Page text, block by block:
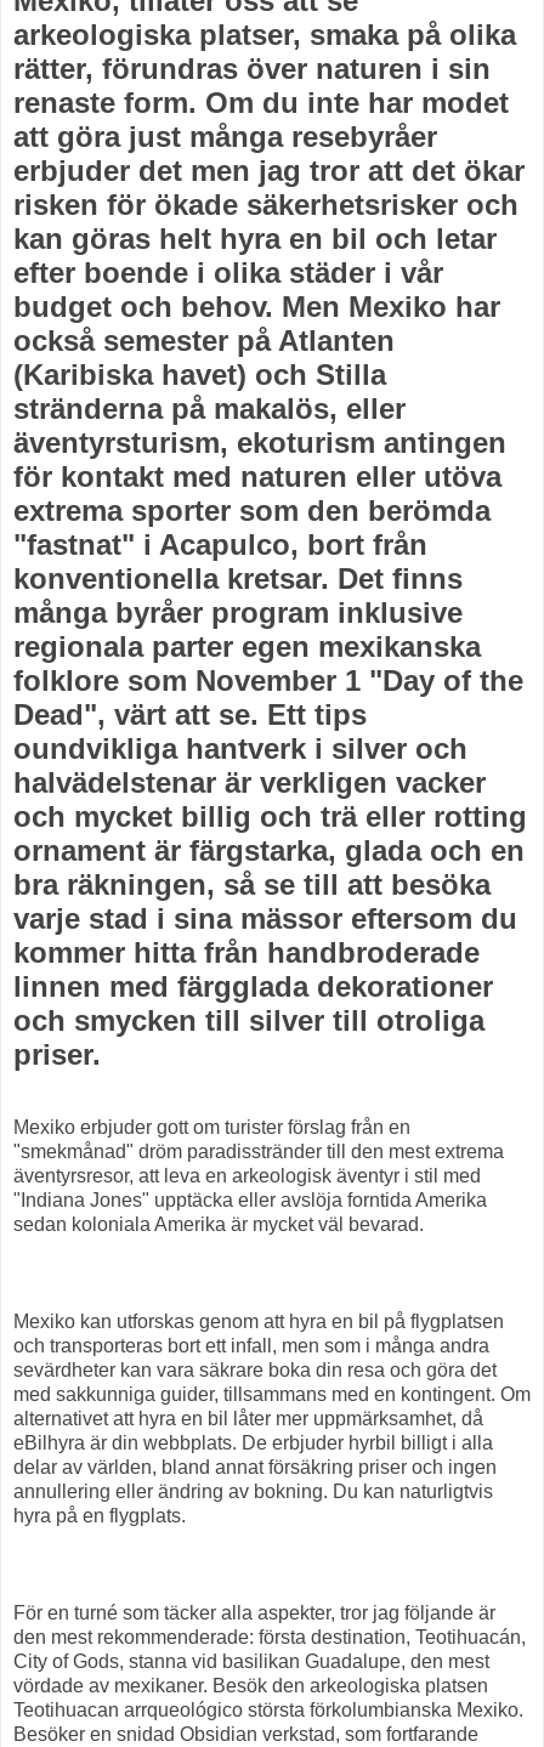
arkeologiska platser, smaka på olika
rätter, förundras över naturen i sin
renaste form. Om du inte har modet
att göra just många resebyråer
erbjuder det men jag tror att det ökar
risken för ökade säkerhetsrisker och
kan göras helt hyra en bil och letar
efter boende i olika städer i vår
budget och behov. Men Mexiko har
också semester på Atlanten
(Karibiska havet) och Stilla
stränderna på makalös, eller
äventyrsturism, ekoturism antingen
för kontakt med naturen eller utöva
extrema sporter som den berömda
"fastnat" i Acapulco, bort från
konventionella kretsar. Det finns
många byråer program inklusive
regionala parter egen mexikanska
folklore som November 1 "Day of the
Dead", värt att se. Ett tips
oundvikliga hantverk i silver och
halvädelstenar är verkligen vacker
och mycket billig och trä eller rotting
ornament är färgstarka, glada och en
bra räkningen, så se till att besöka
varje stad i sina mässor eftersom du
kommer hitta från handbroderade
linnen med färgglada dekorationer
och smycken till silver till otroliga
priser.
Mexiko erbjuder gott om turister förslag från en
"smekmånad" dröm paradisstränder till den mest extrema
äventyrsresor, att leva en arkeologisk äventyr i stil med
"Indiana Jones" upptäcka eller avslöja forntida Amerika
sedan koloniala Amerika är mycket väl bevarad.
Mexiko kan utforskas genom att hyra en bil på flygplatsen
och transporteras bort ett infall, men som i många andra
sevärdheter kan vara säkrare boka din resa och göra det
med sakkunniga guider, tillsammans med en kontingent. Om
alternativet att hyra en bil låter mer uppmärksamhet, då
eBilhyra är din webbplats. De erbjuder hyrbil billigt i alla
delar av världen, bland annat försäkring priser och ingen
annullering eller ändring av bokning. Du kan naturligtvis
hyra på en flygplats.
För en turné som täcker alla aspekter, tror jag följande är
den mest rekommenderade: första destination, Teotihuacán,
City of Gods, stanna vid basilikan Guadalupe, den mest
vördade av mexikaner. Besök den arkeologiska platsen
Teotihuacan arrqueológico största förkolumbianska Mexiko.
Besöker en snidad Obsidian verkstad, som fortfarande